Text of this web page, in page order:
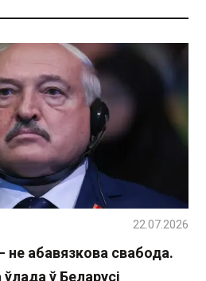
не абавязкова свабода.
ў Беларусі
22.07.2026